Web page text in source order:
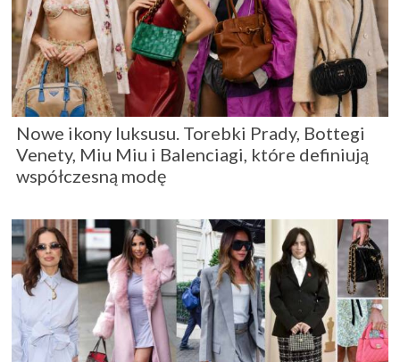
Nowe ikony luksusu. Torebki Prady, Bottegi
Venety, Miu Miu i Balenciagi, które definiują
współczesną modę